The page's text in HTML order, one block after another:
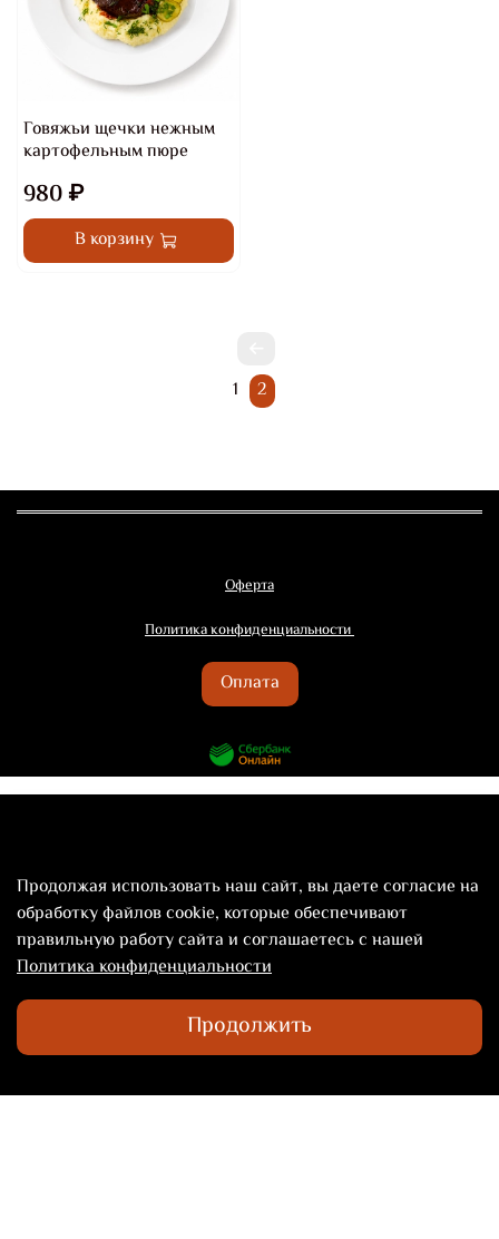
Говяжьи щечки нежным
картофельным пюре
980 ₽
В корзину
1 2
Оферта
Политика конфиденциальности
Оплата
©2024 Территория Вкуса Novelty
ПН-ПТ с 10:00 до 22:00
+7 985 784-52-02
info@noveltygroup.ru
Продолжая использовать наш сайт, вы даете согласие на
обработку файлов cookie, которые обеспечивают
правильную работу сайта и соглашаетесь с нашей
Политика конфиденциальности
Продолжить